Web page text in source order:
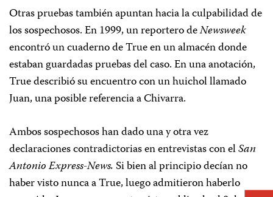
Otras pruebas también apuntan hacia la culpabilidad de
los sospechosos. En 1999, un reportero deNewsweek
encontró un cuaderno de True en un almacén donde
estaban guardadas pruebas del caso. En una anotación,
True describió su encuentro con un huichol llamado
Juan, una posible referencia a Chivarra.
Ambos sospechosos han dado una y otra vez
declaraciones contradictorias en entrevistas con elSan
Antonio Express-News.Si bien al principio decían no
haber visto nunca a True, luego admitieron haberlo